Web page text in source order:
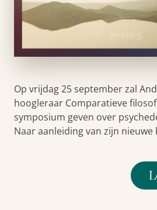
Op vrijdag 25 september zal
hoogleraar Comparatieve
symposium geven over
Naar aanleiding van zijn nieuwe